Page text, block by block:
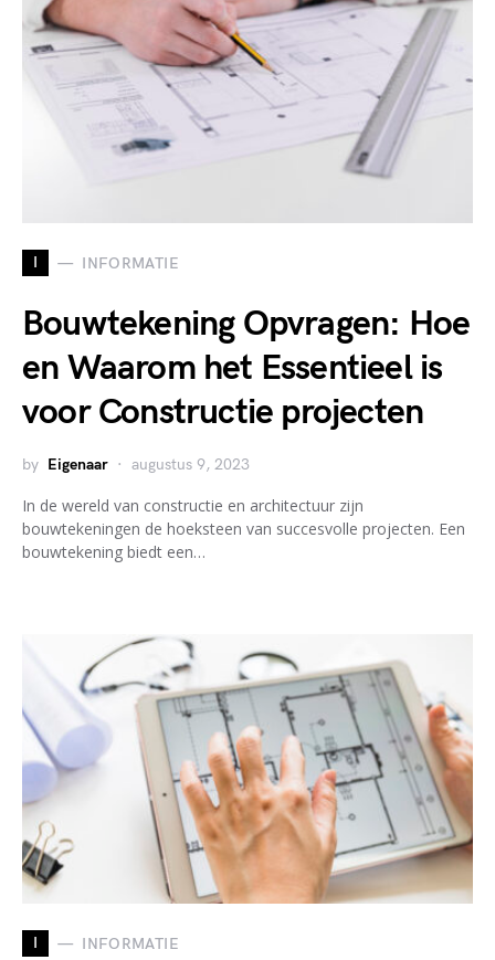
I INFORMATIE
Bouwtekening Opvragen: Hoe
en Waarom het Essentieel is
voor Constructie projecten
by Eigenaar augustus 9, 2023
In de wereld van constructie en architectuur zijn
bouwtekeningen de hoeksteen van succesvolle projecten. Een
bouwtekening biedt een…
I INFORMATIE